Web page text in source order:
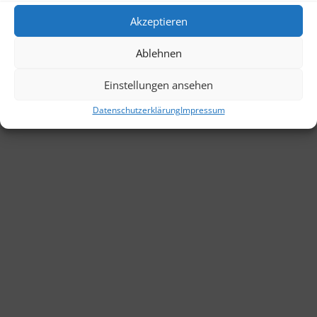
Akzeptieren
Ablehnen
Einstellungen ansehen
DatenschutzerklärungImpressum
Datenschutzerklärung AGB Impressum